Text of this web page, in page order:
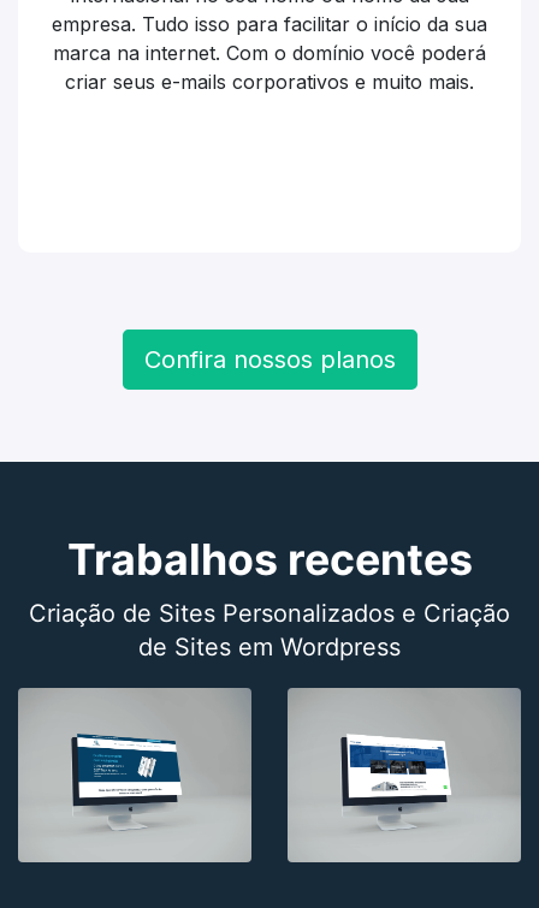
empresa. Tudo isso para facilitar o início da sua
marca na internet. Com o domínio você poderá
criar seus e-mails corporativos e muito mais.
Confira nossos planos
Trabalhos recentes
Criação de Sites Personalizados e Criação
de Sites em Wordpress